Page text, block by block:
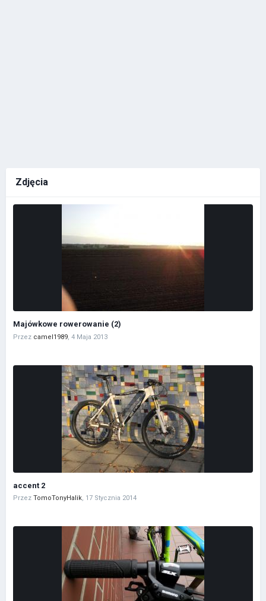
Zdjęcia
Majówkowe rowerowanie (2)
Przez camel1989, 4 Maja 2013
accent 2
Przez TomoTonyHalik, 17 Stycznia 2014